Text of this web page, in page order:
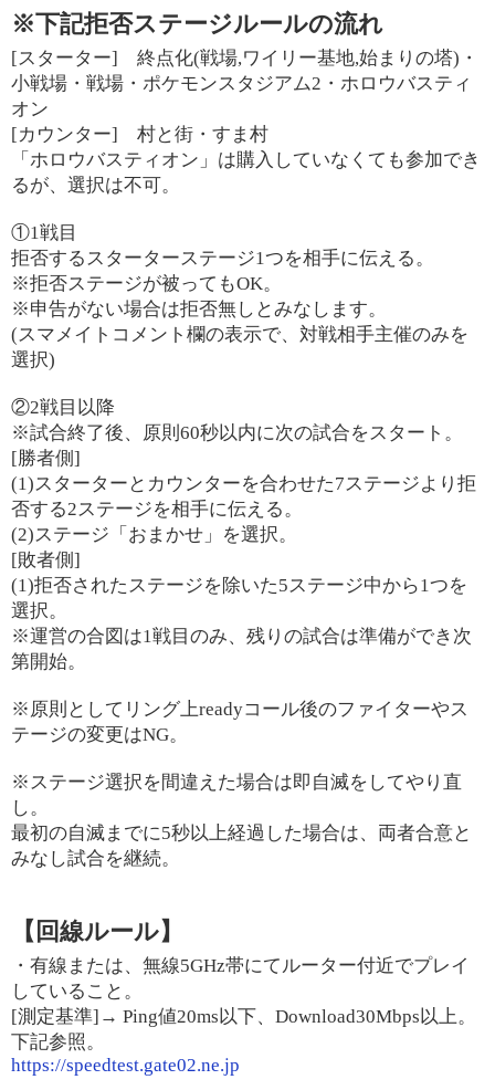
※下記拒否ステージルールの流れ
[スターター] 終点化(戦場,ワイリー基地,始まりの塔)・
小戦場・戦場・ポケモンスタジアム2・ホロウバスティ
オン
[カウンター] 村と街・すま村
「ホロウバスティオン」は購入していなくても参加でき
るが、選択は不可。
①1戦目
拒否するスターターステージ1つを相手に伝える。
※拒否ステージが被ってもOK。
※申告がない場合は拒否無しとみなします。
(スマメイトコメント欄の表示で、対戦相手主催のみを
選択)
②2戦目以降
※試合終了後、原則60秒以内に次の試合をスタート。
[勝者側]
(1)スターターとカウンターを合わせた7ステージより拒
否する2ステージを相手に伝える。
(2)ステージ「おまかせ」を選択。
[敗者側]
(1)拒否されたステージを除いた5ステージ中から1つを
選択。
※運営の合図は1戦目のみ、残りの試合は準備ができ次
第開始。
※原則としてリング上readyコール後のファイターやス
テージの変更はNG。
※ステージ選択を間違えた場合は即自滅をしてやり直
し。
最初の自滅までに5秒以上経過した場合は、両者合意と
みなし試合を継続。
【回線ルール】
・有線または、無線5GHz帯にてルーター付近でプレイ
していること。
[測定基準]→ Ping値20ms以下、Download30Mbps以上。
下記参照。
https://speedtest.gate02.ne.jp